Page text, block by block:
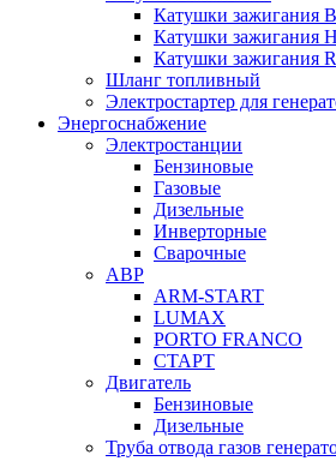
Катушки зажигания
Катушки зажигания
Катушки зажигания
Шланг топливный
Электростартер для
Энергоснабжение
Электростанции
Бензиновые
Газовые
Дизельные
Инверторные
Сварочные
АВР
ARM-START
LUMAX
PORTO FRANCO
СТАРТ
Двигатель
Бензиновые
Дизельные
Труба отвода газов